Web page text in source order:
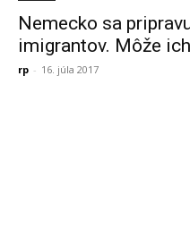
Nemecko sa
imigrantov. Môže
rp - 16. júla 2017